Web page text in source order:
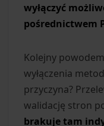
wyłączyć
pośrednictwem
Kolejny
wyłączenia
przyczyna?
walidację stron
brakuje tam